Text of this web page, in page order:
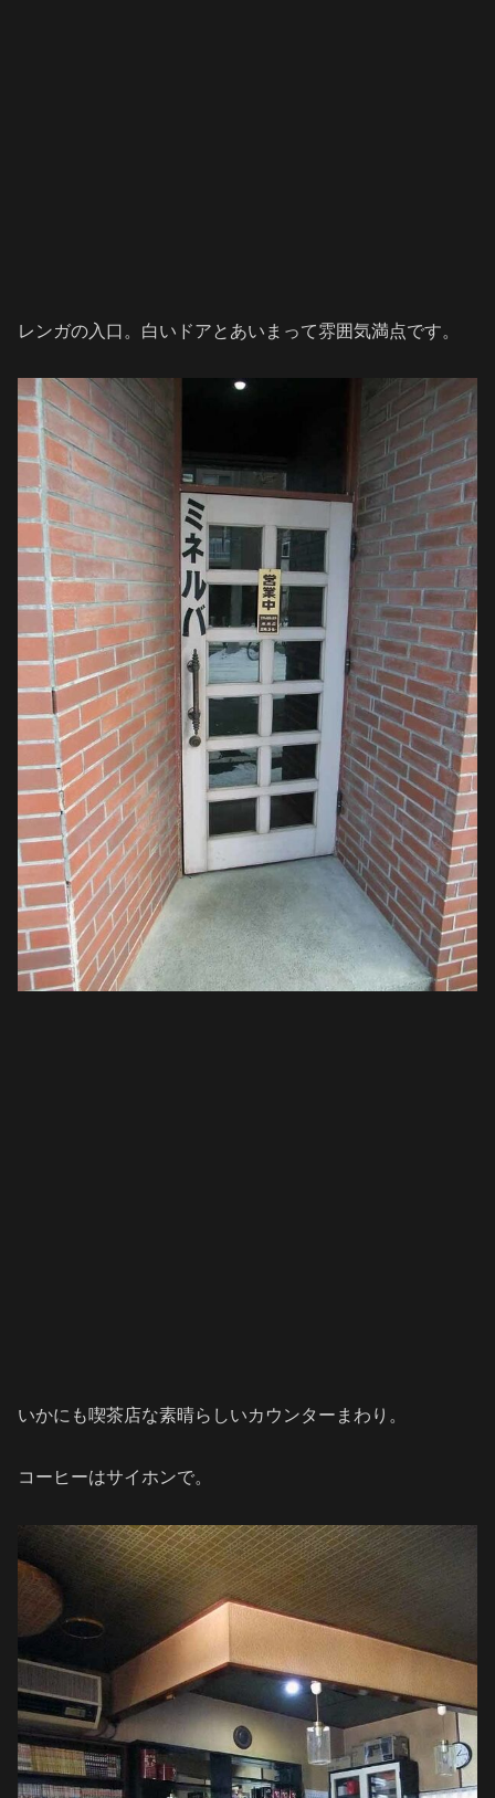
レンガの入口。白いドアとあいまって雰囲気満点です。
いかにも喫茶店な素晴らしいカウンターまわり。
コーヒーはサイホンで。